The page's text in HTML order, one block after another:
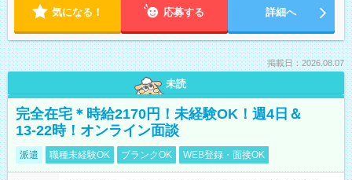
気になる！ 応募する 詳細へ
掲載日：2026.08.07
未読
完全在宅＊時給2170円！未経験OK！週4日＆
13-22時！オンライン面談
派遣 職種未経験OK ブランクOK WEB登録・面接OK